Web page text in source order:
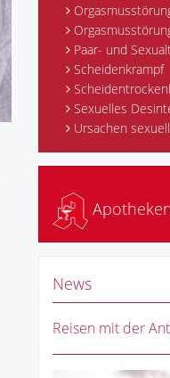
Paar- und
Scheidenkrampf
Sexuelles
Ursachen
News
Reisen mit der